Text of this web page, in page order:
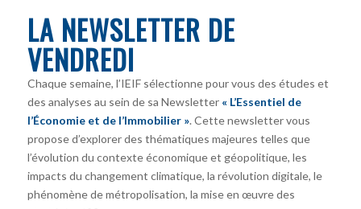
LA NEWSLETTER DE
VENDREDI
Chaque semaine, l’IEIF sélectionne pour vous des études et
des analyses au sein de sa Newsletter « L’Essentiel de
l’Économie et de l’Immobilier ». Cette newsletter vous
propose d’explorer des thématiques majeures telles que
l’évolution du contexte économique et géopolitique, les
impacts du changement climatique, la révolution digitale, le
phénomène de métropolisation, la mise en œuvre des